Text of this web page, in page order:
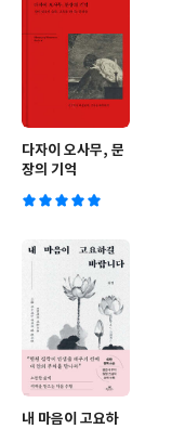
다자이 오사무, 문
장의 기억
내 마음이 고요하